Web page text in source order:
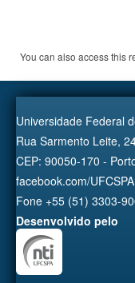
You can also access this
Universidade Federal
Rua Sarmento Leite,
CEP: 90050-170 -
facebook.com/
Fone +55 (51) 3303-
Desenvolvido pelo